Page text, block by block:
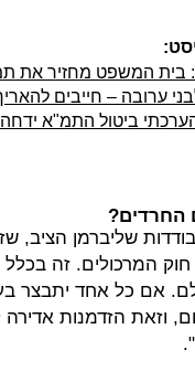
המשפט מחזיר את תמ"א 38
לבני ערובה – חייבים
ביטול התמ"א
החרדים?
שליברמן הציב,
חוק המרכולים. זה
אם כל אחד יתבצר
וזאת הזדמנות